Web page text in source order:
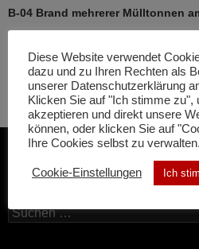
B-04 Brand mehrerer Mülltonnen
NÄCHSTER BEITRAG
H-06 Technische Hilfeleistung
SUCHE
Suchen
nach:
Diese Website verwendet
dazu und zu Ihren Rechten als
unserer Datenschutzerklärung
Klicken Sie auf "Ich stimme zu",
akzeptieren und direkt unsere
können, oder klicken Sie auf
Ihre Cookies selbst zu verwalten.
Cookie-Einstellungen Ich